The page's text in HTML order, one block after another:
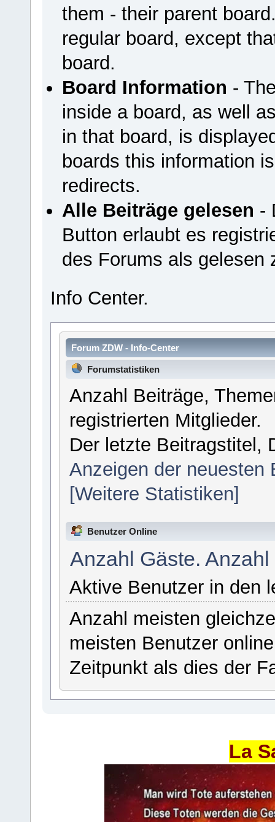
them - their parent
regular board, except
board.
Board Information -
inside a board, as well
in that board, is
boards this information
redirects.
Alle Beiträge gelesen -
Button erlaubt es
des Forums als gelesen
Info Center.
Forum ZDW - Info-Center
Forumstatistiken
Anzahl Beiträge,
registrierten Mitglieder.
Der letzte Beitragstitel,
Anzeigen der neuesten
[Weitere Statistiken]
Benutzer Online
Anzahl Gäste.
Aktive Benutzer in den
Anzahl meisten
meisten Benutzer
Zeitpunkt als dies der
La